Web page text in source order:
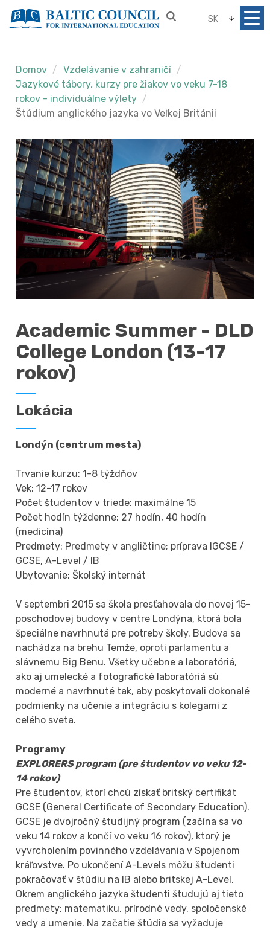
SK
Domov
Vzdelávanie v zahraničí
Jazykové tábory, kurzy pre žiakov vo veku 7-18
rokov - individuálne výlety
Štúdium anglického jazyka vo Veľkej Británii
Academic Summer - DLD
College London (13-17
rokov)
Lokácia
Londýn (centrum mesta)
Trvanie kurzu: 1-8 týždňov
Vek: 12-17 rokov
Počet študentov v triede: maximálne 15
Počet hodín týždenne: 27 hodín, 40 hodín
(medicína)
Predmety: Predmety v angličtine; príprava IGCSE /
GCSE, A-Level / IB
Ubytovanie: Školský internát
V septembri 2015 sa škola presťahovala do novej 15-
poschodovej budovy v centre Londýna, ktorá bola
špeciálne navrhnutá pre potreby školy. Budova sa
nachádza na brehu Temže, oproti parlamentu a
slávnemu Big Benu. Všetky učebne a laboratóriá,
ako aj umelecké a fotografické laboratóriá sú
moderné a navrhnuté tak, aby poskytovali dokonalé
podmienky na učenie a integráciu s kolegami z
celého sveta.
Programy
EXPLORERS program (pre študentov vo veku 12-
14 rokov)
Pre študentov, ktorí chcú získať britský certifikát
GCSE (General Certificate of Secondary Education).
GCSE je dvojročný študijný program (začína sa vo
veku 14 rokov a končí vo veku 16 rokov), ktorý je
vyvrcholením povinného vzdelávania v Spojenom
kráľovstve. Po ukončení A-Levels môžu študenti
pokračovať v štúdiu na IB alebo britskej A-Level.
Okrem anglického jazyka študenti študujú aj tieto
predmety: matematiku, prírodné vedy, spoločenské
vedy a umenie. Na začatie štúdia sa vyžaduje